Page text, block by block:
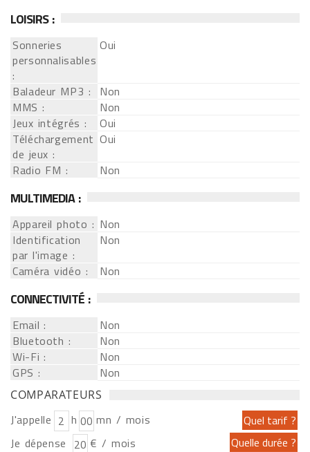
LOISIRS :
Sonneries
personnalisables
:
Oui
Baladeur MP3 :
Non
MMS :
Non
Jeux intégrés :
Oui
Téléchargement
de jeux :
Oui
Radio FM :
Non
MULTIMEDIA :
Appareil photo : Non
Identification
par l'image :
Non
Caméra vidéo :
Non
CONNECTIVITÉ :
Email :
Non
Bluetooth :
Non
Wi-Fi :
Non
GPS :
Non
COMPARATEURS
J'appelle h
mn / mois
Je dépense
€ / mois